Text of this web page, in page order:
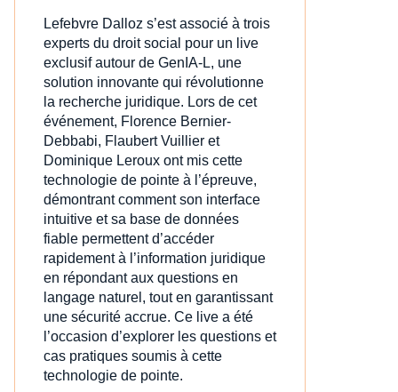
Lefebvre Dalloz s’est associé à trois
experts du droit social pour un live
exclusif autour de GenIA‑L, une
solution innovante qui révolutionne
la recherche juridique. Lors de cet
événement, Florence Bernier-
Debbabi, Flaubert Vuillier et
Dominique Leroux ont mis cette
technologie de pointe à l’épreuve,
démontrant comment son interface
intuitive et sa base de données
fiable permettent d’accéder
rapidement à l’information juridique
en répondant aux questions en
langage naturel, tout en garantissant
une sécurité accrue. Ce live a été
l’occasion d’explorer les questions et
cas pratiques soumis à cette
technologie de pointe.